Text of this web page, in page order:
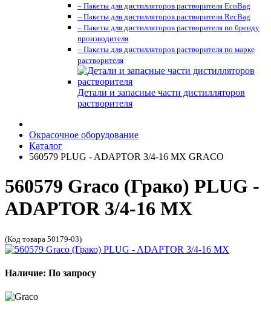
– Пакеты для дистилляторов растворителя EcoBag
– Пакеты для дистилляторов растворителя RecBag
– Пакеты для дистилляторов растворителя по бренду
производителя
– Пакеты для дистилляторов растворителя по марке
растворителя
Детали и запасные части дистилляторов
растворителя
Окрасочное оборудование
Каталог
560579 PLUG - ADAPTOR 3/4-16 MX GRACO
560579 Graco (Грако) PLUG -
ADAPTOR 3/4-16 MX
(Код товара 50179-03)
Наличие: По запросу